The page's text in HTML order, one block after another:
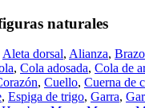
naturales
Aleta dorsal, Alianza, Brazo
, Cola adosada, Cola de
, Cuello, Cuerna de
, Espiga de trigo, Garra,